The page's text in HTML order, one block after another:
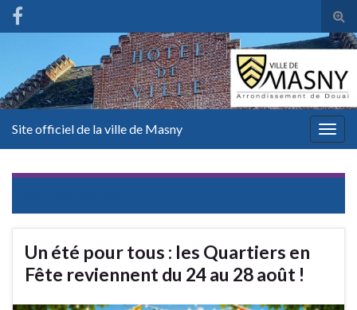
Site officiel de la ville de Masny
Un été pour tous : les Quartiers en
Fête reviennent du 24 au 28 août !